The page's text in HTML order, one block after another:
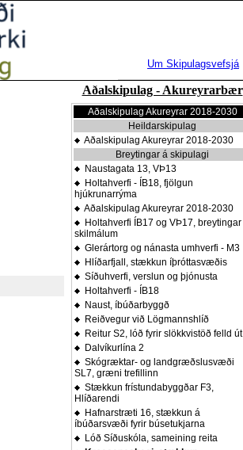
Um Skipulagsvefsjá
Aðalskipulag - Akureyrarbær
Aðalskipulag Akureyrar 2018-2030
Heildarskipulag
Aðalskipulag Akureyrar 2018-2030
Breytingar á skipulagi
Naustagata 13, VÞ13
Holtahverfi - ÍB18, fjölgun
hjúkrunarrýma
Aðalskipulag Akureyrar 2018-2030
Holtahverfi ÍB17 og VÞ17, breytingar
skilmálum
Glerártorg og nánasta umhverfi - M3
Hlíðarfjall, stækkun íþróttasvæðis
Síðuhverfi, verslun og þjónusta
Holtahverfi - ÍB18
Naust, íbúðarbyggð
Reiðvegur við Lögmannshlíð
Reitur S2, lóð fyrir slökkvistöð felld út
Dalvíkurlína 2
Skógræktar- og landgræðslusvæði
SL7, græni trefillinn
Stækkun frístundabyggðar F3,
Hlíðarendi
Hafnarstræti 16, stækkun á
íbúðarsvæði fyrir búsetukjarna
Lóð Síðuskóla, sameining reita